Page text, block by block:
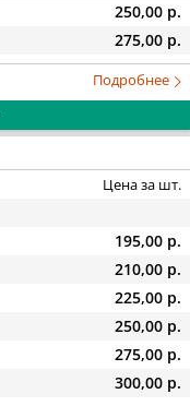
250,00 р.
275,00 р.
Подробнее
Цена за шт.
195,00 р.
210,00 р.
225,00 р.
250,00 р.
275,00 р.
300,00 р.